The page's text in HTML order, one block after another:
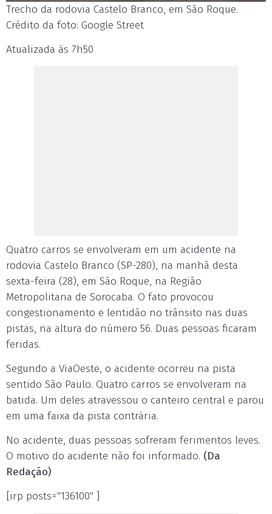
Trecho da rodovia Castelo Branco, em São Roque.
Crédito da foto: Google Street
Atualizada às 7h50
Quatro carros se envolveram em um acidente na
rodovia Castelo Branco (SP-280), na manhã desta
sexta-feira (28), em São Roque, na Região
Metropolitana de Sorocaba. O fato provocou
congestionamento e lentidão no trânsito nas duas
pistas, na altura do número 56. Duas pessoas ficaram
feridas.
Segundo a ViaOeste, o acidente ocorreu na pista
sentido São Paulo. Quatro carros se envolveram na
batida. Um deles atravessou o canteiro central e parou
em uma faixa da pista contrária.
No acidente, duas pessoas sofreram ferimentos leves.
O motivo do acidente não foi informado. (Da
Redação)
[irp posts="136100" ]